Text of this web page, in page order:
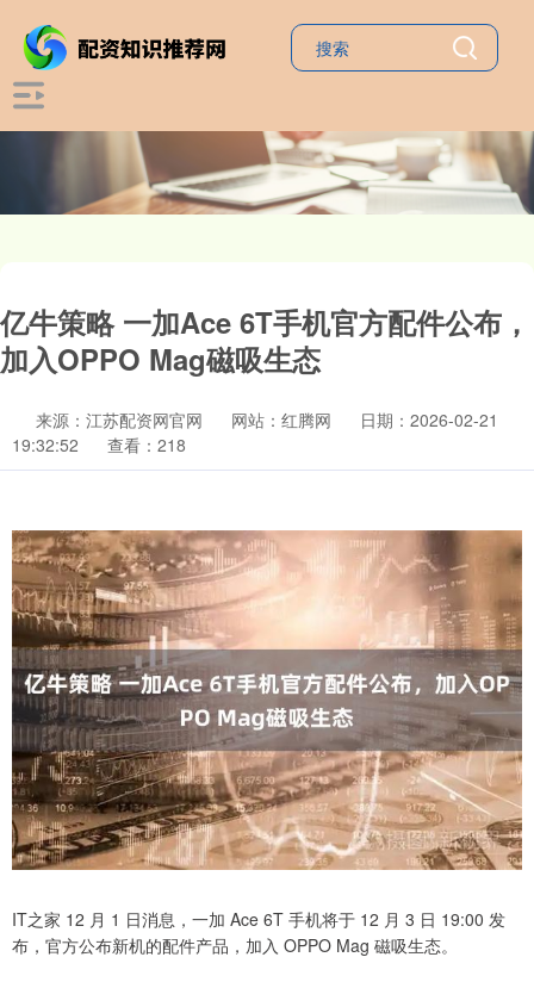
亿牛策略 一加Ace 6T手机官方配件公布，
加入OPPO Mag磁吸生态
来源：江苏配资网官网 网站：红腾网
日期：2026-02-21
19:32:52
查看：218
IT之家 12 月 1 日消息，一加 Ace 6T 手机将于 12 月 3 日 19:00 发
布，官方公布新机的配件产品，加入 OPPO Mag 磁吸生态。